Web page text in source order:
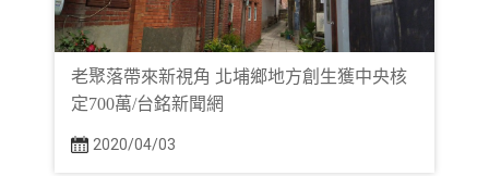
老聚落帶來新視角 北埔鄉地方創生獲中央核
定700萬/台銘新聞網
2020/04/03